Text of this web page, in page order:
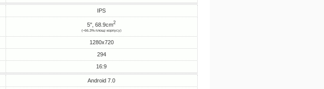
IPS
5", 68.9cm2
(~66.3% площі корпусу)
1280x720
294
16:9
Android 7.0